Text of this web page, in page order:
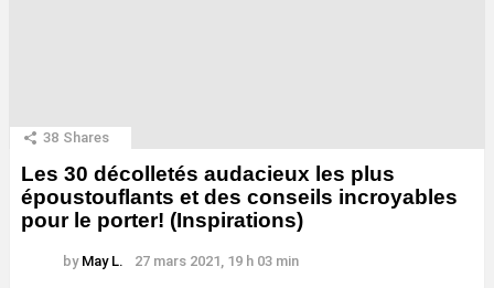
38 Shares
Les 30 décolletés audacieux les plus
époustouflants et des conseils incroyables
pour le porter! (Inspirations)
by May L. 27 mars 2021, 19 h 03 min